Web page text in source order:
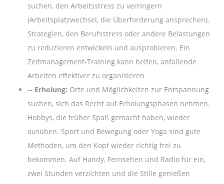
suchen, den Arbeitsstress zu verringern
(Arbeitsplatzwechsel, die Überforderung ansprechen).
Strategien, den Berufsstress oder andere Belastungen
zu reduzieren entwickeln und ausprobieren. Ein
Zeitmanagement-Training kann helfen, anfallende
Arbeiten effektiver zu organisieren
Erholung: Orte und Möglichkeiten zur Entspannung
suchen, sich das Recht auf Erholungsphasen nehmen.
Hobbys, die früher Spaß gemacht haben, wieder
ausüben. Sport und Bewegung oder Yoga sind gute
Methoden, um den Kopf wieder richtig frei zu
bekommen. Auf Handy, Fernsehen und Radio für ein,
zwei Stunden verzichten und die Stille genießen